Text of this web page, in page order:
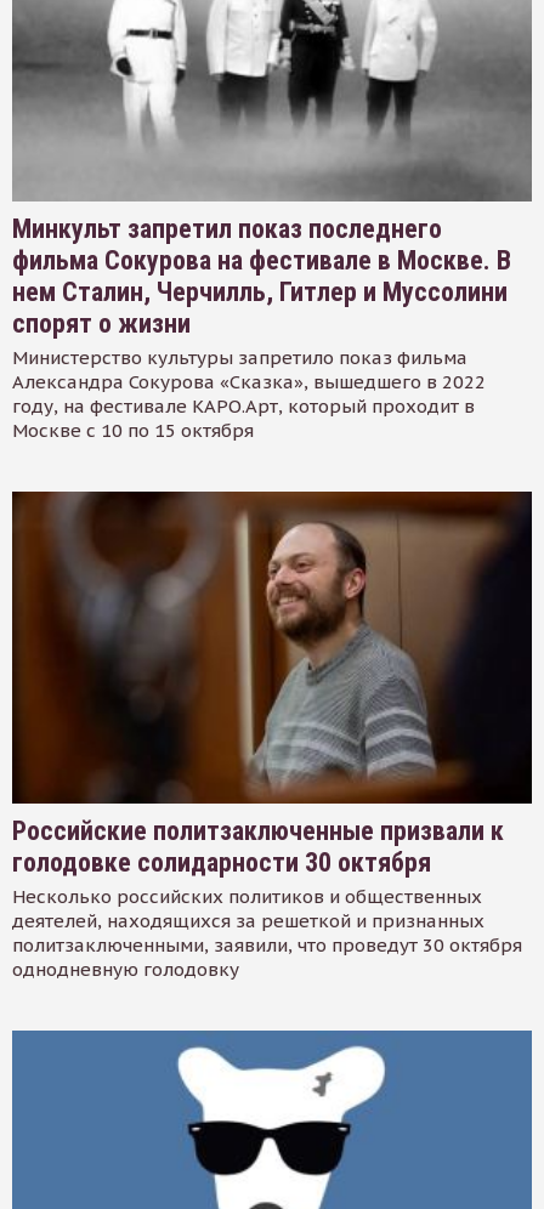
Минкульт запретил показ последнего
фильма Сокурова на фестивале в Москве. В
нем Сталин, Черчилль, Гитлер и Муссолини
спорят о жизни
Министерство культуры запретило показ фильма
Александра Сокурова «Сказка», вышедшего в 2022
году, на фестивале КАРО.Арт, который проходит в
Москве с 10 по 15 октября
Российские политзаключенные призвали к
голодовке солидарности 30 октября
Несколько российских политиков и общественных
деятелей, находящихся за решеткой и признанных
политзаключенными, заявили, что проведут 30 октября
однодневную голодовку